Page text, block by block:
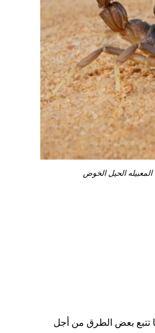
الحيل الخوض
تتبع بعض الطرق من أجل